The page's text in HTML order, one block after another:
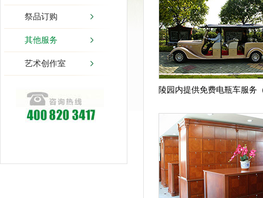
祭品订购
其他服务
艺术创作室
陵园内提供免费电瓶车服务